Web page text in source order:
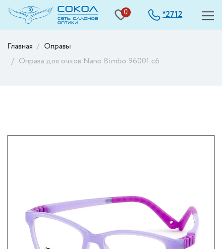
0 *2712
Главная
Оправы
Оправа для очков Nano Bimbo 96001 с6